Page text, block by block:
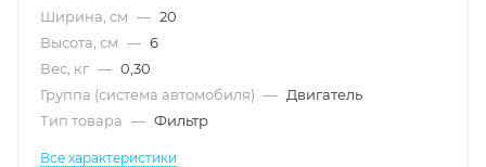
Ширина, см — 20
Высота, см — 6
Вес, кг — 0,30
Группа (система автомобиля) — Двигатель
Тип товара — Фильтр
Все характеристики